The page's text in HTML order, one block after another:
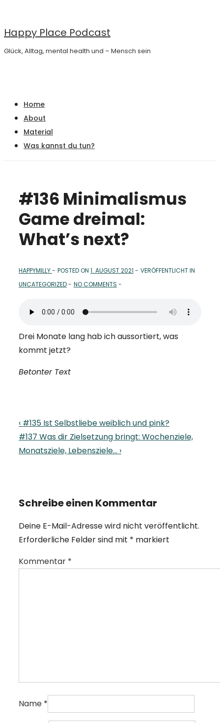
Inhalt
Happy Place Podcast
Glück, Alltag, mental health und – Mensch sein
Navigation
Home
About
Material
Was kannst du tun?
#136 Minimalismus
Game dreimal:
What’s next?
HAPPYMILLY POSTED ON 1. AUGUST 2021
VERÖFFENTLICHT IN
UNCATEGORIZED
NO COMMENTS
Drei Monate lang hab ich aussortiert, was
kommt jetzt?
Betonter Text
Beitragsnavigation
Previous
Post
is
‹ #135 Ist Selbstliebe weiblich und pink?
Next
Post
#137 Was dir Zielsetzung bringt: Wochenziele,
Monatsziele, Lebensziele… ›
Schreibe einen Kommentar
Deine E-Mail-Adresse wird nicht veröffentlicht.
Erforderliche Felder sind mit * markiert
Kommentar *
Name *